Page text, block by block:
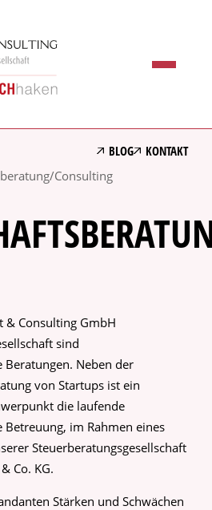
BLOG
KONTAKT
Consulting
& Consulting GmbH
sind
Neben der
von Startups ist ein
die laufende
im Rahmen eines
Steuerberatungsgesellschaft
Co. KG.
Stärken und Schwächen